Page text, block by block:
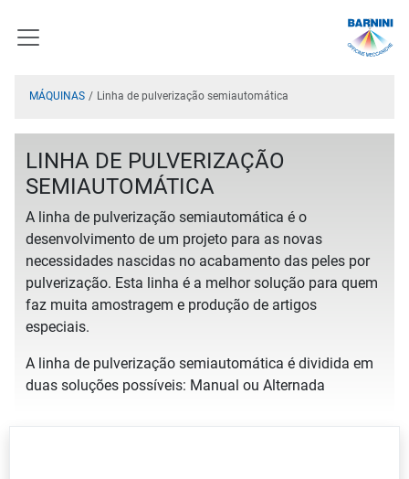
MÁQUINAS Linha de pulverização semiautomática
LINHA DE PULVERIZAÇÃO
SEMIAUTOMÁTICA
A linha de pulverização semiautomática é o
desenvolvimento de um projeto para as novas
necessidades nascidas no acabamento das peles por
pulverização. Esta linha é a melhor solução para quem
faz muita amostragem e produção de artigos
especiais.
A linha de pulverização semiautomática é dividida em
duas soluções possíveis: Manual ou Alternada